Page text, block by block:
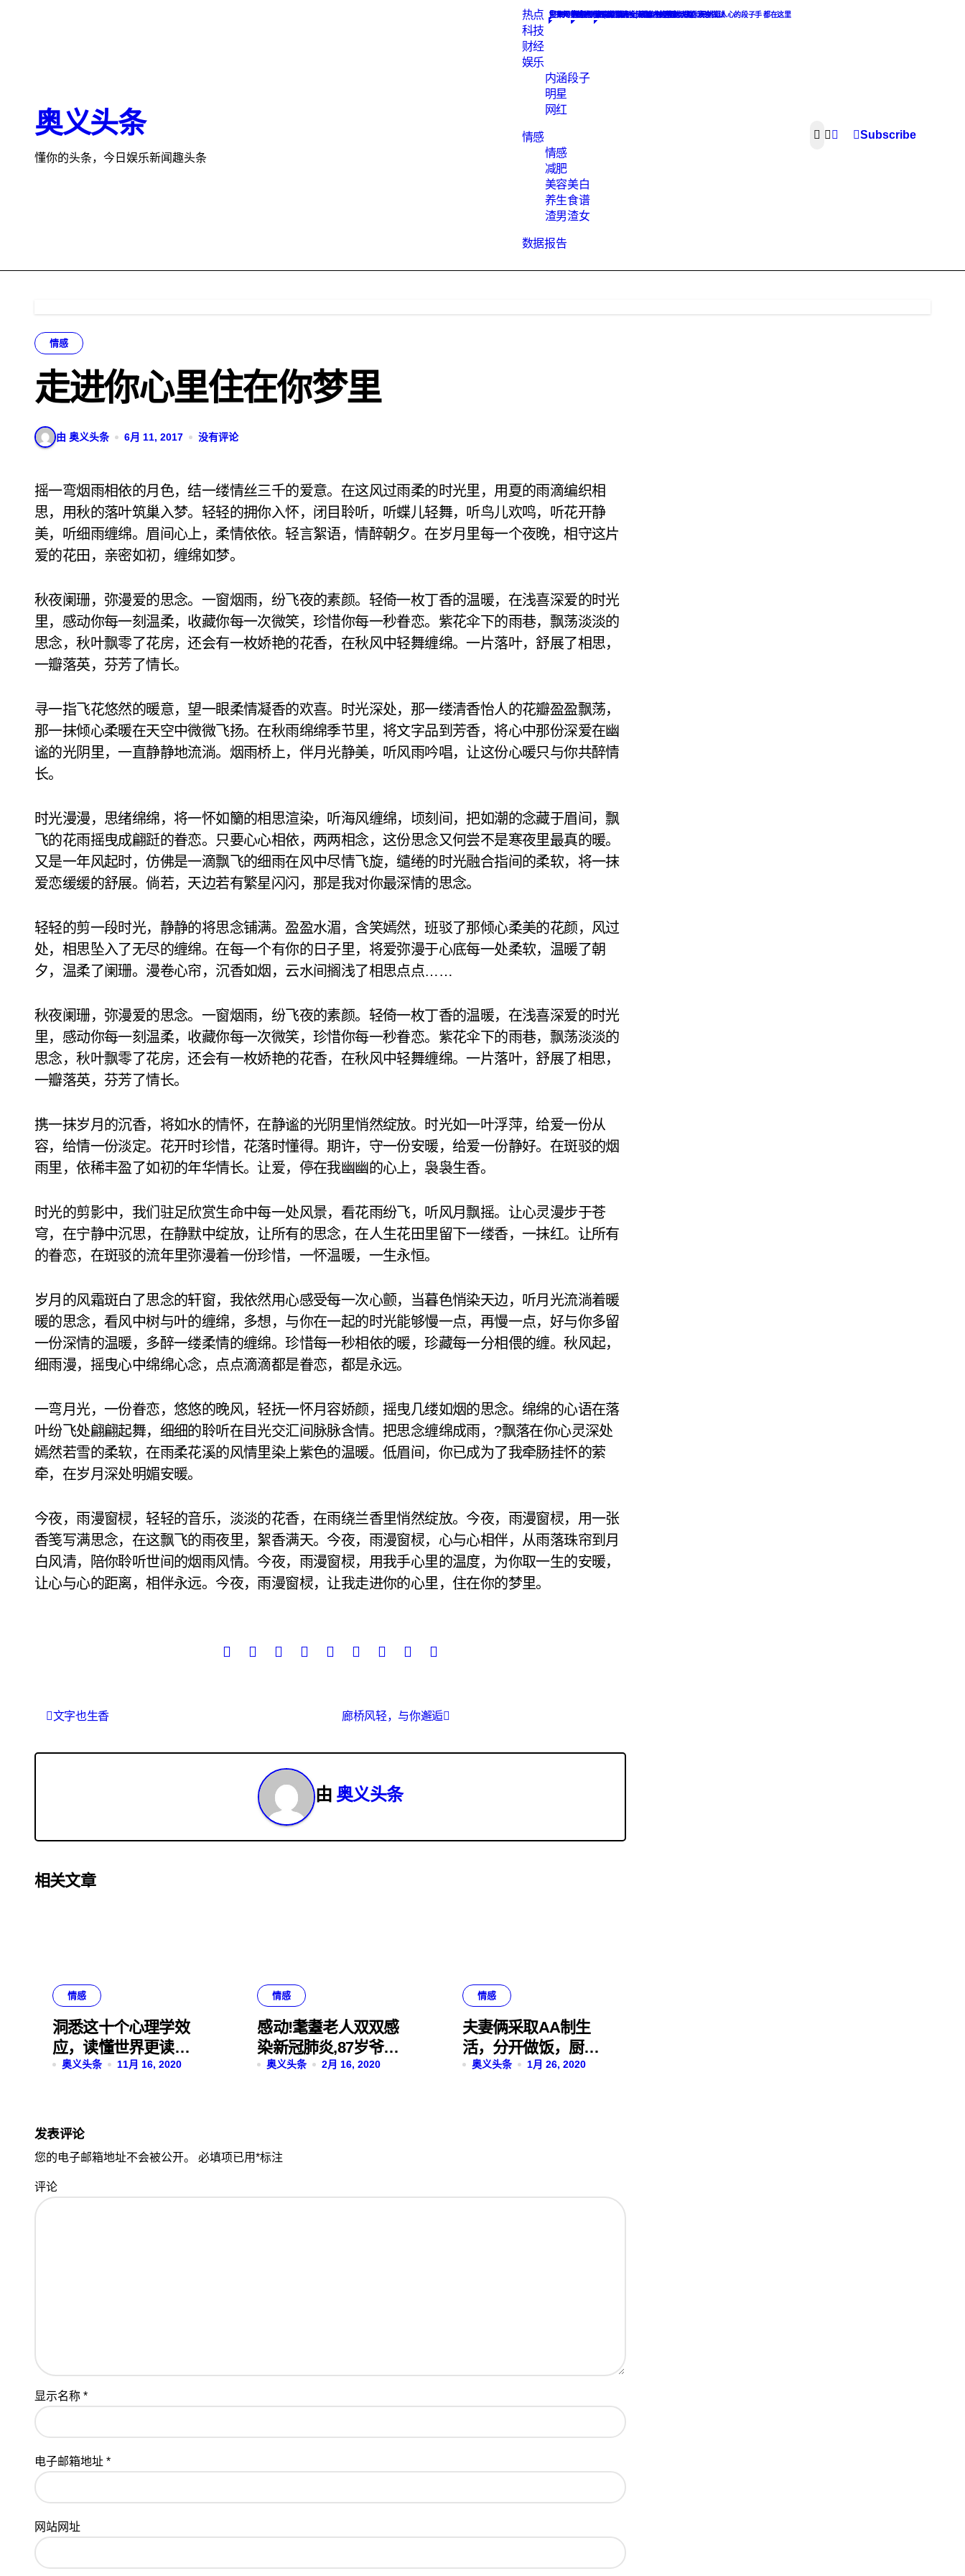
奥义头条
懂你的头条，今日娱乐新闻趣头条
热点 搜集网络热点新闻, 为您解析热点麻辣话题
科技
汇聚知识的地方
财经
娱乐
内涵段子
最hot的段子，最撩人的撩妹攻略和最挑逗人心的段子手 都在这里
明星
网红
网红
情感
Constellation
情感
减肥
美容美白
养生食谱
素食菜谱大全, 素食主义者的天堂. 素食做法
渣男渣女
渣男语录渣女头像，渣男渣女集合
数据报告
数据报告下载
Subscribe
情感
走进你心里住在你梦里
由 奥义头条 6月 11, 2017 没有评论
摇一弯烟雨相依的月色，结一缕情丝三千的爱意。在这风过雨柔的时光里，用夏的雨滴编织相
思，用秋的落叶筑巢入梦。轻轻的拥你入怀，闭目聆听，听蝶儿轻舞，听鸟儿欢鸣，听花开静
美，听细雨缠绵。眉间心上，柔情依依。轻言絮语，情醉朝夕。在岁月里每一个夜晚，相守这片
爱的花田，亲密如初，缠绵如梦。
秋夜阑珊，弥漫爱的思念。一窗烟雨，纷飞夜的素颜。轻倚一枚丁香的温暖，在浅喜深爱的时光
里，感动你每一刻温柔，收藏你每一次微笑，珍惜你每一秒眷恋。紫花伞下的雨巷，飘荡淡淡的
思念，秋叶飘零了花房，还会有一枚娇艳的花香，在秋风中轻舞缠绵。一片落叶，舒展了相思，
一瓣落英，芬芳了情长。
寻一指飞花悠然的暖意，望一眼柔情凝香的欢喜。时光深处，那一缕清香怡人的花瓣盈盈飘荡，
那一抹倾心柔暖在天空中微微飞扬。在秋雨绵绵季节里，将文字品到芳香，将心中那份深爱在幽
谧的光阴里，一直静静地流淌。烟雨桥上，伴月光静美，听风雨吟唱，让这份心暖只与你共醉情
长。
时光漫漫，思绪绵绵，将一怀如籣的相思渲染，听海风缠绵，顷刻间，把如潮的念藏于眉间，飘
飞的花雨摇曳成翩跹的眷恋。只要心心相依，两两相念，这份思念又何尝不是寒夜里最真的暖。
又是一年风起时，仿佛是一滴飘飞的细雨在风中尽情飞旋，缱绻的时光融合指间的柔软，将一抹
爱恋缓缓的舒展。倘若，天边若有繁星闪闪，那是我对你最深情的思念。
轻轻的剪一段时光，静静的将思念铺满。盈盈水湄，含笑嫣然，班驳了那倾心柔美的花颜，风过
处，相思坠入了无尽的缠绵。在每一个有你的日子里，将爱弥漫于心底每一处柔软，温暖了朝
夕，温柔了阑珊。漫卷心帘，沉香如烟，云水间搁浅了相思点点……
秋夜阑珊，弥漫爱的思念。一窗烟雨，纷飞夜的素颜。轻倚一枚丁香的温暖，在浅喜深爱的时光
里，感动你每一刻温柔，收藏你每一次微笑，珍惜你每一秒眷恋。紫花伞下的雨巷，飘荡淡淡的
思念，秋叶飘零了花房，还会有一枚娇艳的花香，在秋风中轻舞缠绵。一片落叶，舒展了相思，
一瓣落英，芬芳了情长。
携一抹岁月的沉香，将如水的情怀，在静谧的光阴里悄然绽放。时光如一叶浮萍，给爱一份从
容，给情一份淡定。花开时珍惜，花落时懂得。期许，守一份安暖，给爱一份静好。在斑驳的烟
雨里，依稀丰盈了如初的年华情长。让爱，停在我幽幽的心上，袅袅生香。
时光的剪影中，我们驻足欣赏生命中每一处风景，看花雨纷飞，听风月飘摇。让心灵漫步于苍
穹，在宁静中沉思，在静默中绽放，让所有的思念，在人生花田里留下一缕香，一抹红。让所有
的眷恋，在斑驳的流年里弥漫着一份珍惜，一怀温暖，一生永恒。
岁月的风霜斑白了思念的轩窗，我依然用心感受每一次心颤，当暮色悄染天边，听月光流淌着暖
暖的思念，看风中树与叶的缠绵，多想，与你在一起的时光能够慢一点，再慢一点，好与你多留
一份深情的温暖，多醉一缕柔情的缠绵。珍惜每一秒相依的暖，珍藏每一分相偎的缠。秋风起，
细雨漫，摇曳心中绵绵心念，点点滴滴都是眷恋，都是永远。
一弯月光，一份眷恋，悠悠的晚风，轻抚一怀月容娇颜，摇曳几缕如烟的思念。绵绵的心语在落
叶纷飞处翩翩起舞，细细的聆听在目光交汇间脉脉含情。把思念缠绵成雨，?飘落在你心灵深处
嫣然若雪的柔软，在雨柔花溪的风情里染上紫色的温暖。低眉间，你已成为了我牵肠挂怀的萦
牵，在岁月深处明媚安暖。
今夜，雨漫窗棂，轻轻的音乐，淡淡的花香，在雨绕兰香里悄然绽放。今夜，雨漫窗棂，用一张
香笺写满思念，在这飘飞的雨夜里，絮香满天。今夜，雨漫窗棂，心与心相伴，从雨落珠帘到月
白风清，陪你聆听世间的烟雨风情。今夜，雨漫窗棂，用我手心里的温度，为你取一生的安暖，
让心与心的距离，相伴永远。今夜，雨漫窗棂，让我走进你的心里，住在你的梦里。
文文字也生香 廊桥风轻，与你邂逅
由 奥义头条
相关文章
情感
洞悉这十个心理学效
应，读懂世界更读懂
你自己
奥义头条 11月 16, 2020
情感
感动!耄耋老人双双感
染新冠肺炎,87岁爷爷
举着吊瓶走进隔离病
奥义头条 2月 16, 2020
情感
夫妻俩采取AA制生
活，分开做饭，厨房
里的油都是各用各的
奥义头条 1月 26, 2020
发表评论
您的电子邮箱地址不会被公开。 必填项已用*标注
评论
显示名称 *
电子邮箱地址 *
网站网址